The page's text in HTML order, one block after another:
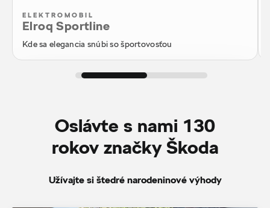
ELEKTROMOBIL
Elroq Sportline
Kde sa elegancia snúbi so športovosťou
Ponuka skladových vozidiel
Oslávte s nami 130
rokov značky Škoda
Užívajte si štedré narodeninové výhody